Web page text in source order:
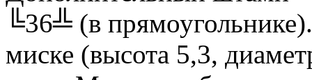
╚36╩ (в
миске (высота 5,3,